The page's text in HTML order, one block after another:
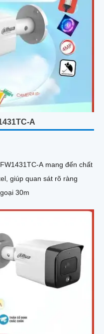
A
A mang đến chất
giúp quan sát rõ ràng
30m